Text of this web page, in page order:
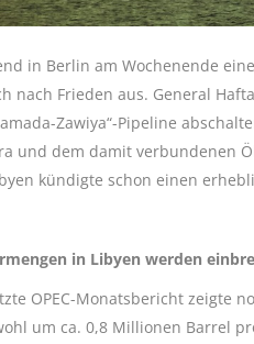
in Berlin am Wochenende
nach Frieden aus. General
Zawiya“-Pipeline
und dem damit verbundenen
kündigte schon einen
in Libyen werden
OPEC-Monatsbericht zeigte
um ca. 0,8 Millionen Barrel